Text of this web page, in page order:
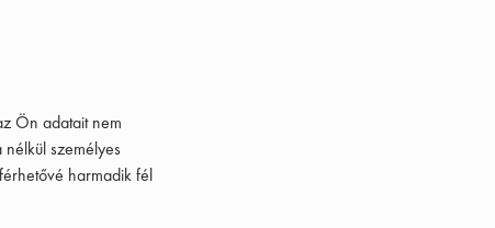
Ön adatait nem
személyes
harmadik fél